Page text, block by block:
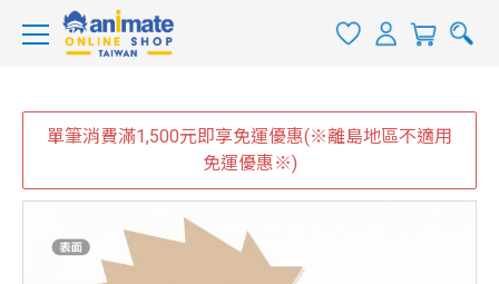
單筆消費滿1,500元即享免運優惠(※離島地區不適用
免運優惠※)